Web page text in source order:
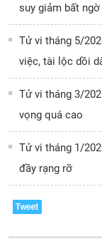
suy giảm bất ngờ
Tử vi tháng 5/
việc, tài lộc dồi
Tử vi tháng 3/
vọng quá cao
Tử vi tháng 1/
đầy rạng rỡ